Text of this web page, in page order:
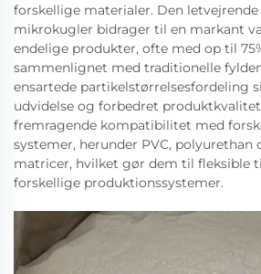
forskellige materialer. Den
mikrokugler bidrager til en markant
endelige produkter, ofte med op til
sammenlignet med traditionelle
ensartede partikelstørrelsesfordeling
udvidelse og forbedret
fremragende kompatibilitet med
systemer, herunder PVC,
matricer, hvilket gør dem til fleksible
forskellige produktionssystemer.